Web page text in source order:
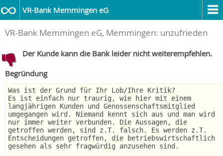
VR-Bank Memmingen eG
VR-Bank Memmingen eG, Memmingen: unzufrieden
Der Kunde kann die Bank leider nicht weiterempfehlen.
Begründung
Was ist der Grund für Ihr Lob/Ihre Kritik?
Es ist einfach nur traurig, wie hier mit einem
langjährigen Kunden und Genossenschaftsmitglied
umgegangen wird. Niemand kennt sich aus und man wird
nur immer weiter verbunden. Die Aussagen, die
getroffen werden, sind z.T. falsch. Es werden z.T.
Entscheidungen getroffen, die betriebswirtschaftlich
gesehen als sehr fragwürdig anzusehen sind.